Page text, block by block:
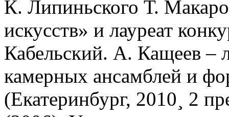
К. Липиньского Т.
искусств» и лауреат
Кабельский. А. Кащеев –
камерных ансамблей и
(Екатеринбург, 2010¸ 2